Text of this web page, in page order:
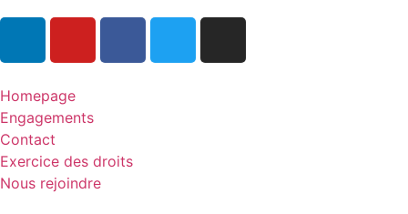
Homepage
Engagements
Contact
Exercice des droits
Nous rejoindre